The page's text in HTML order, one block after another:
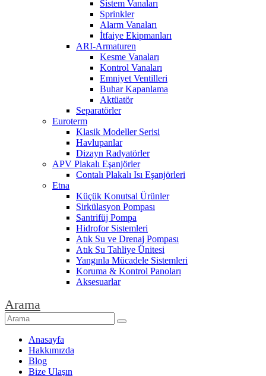
Sistem Vanaları
Sprinkler
Alarm Vanaları
İtfaiye Ekipmanları
ARI-Armaturen
Kesme Vanaları
Kontrol Vanaları
Emniyet Ventilleri
Buhar Kapanlama
Aktüatör
Separatörler
Euroterm
Klasik Modeller Serisi
Havlupanlar
Dizayn Radyatörler
APV Plakalı Eşanjörler
Contalı Plakalı Isı Eşanjörleri
Etna
Küçük Konutsal Ürünler
Sirkülasyon Pompası
Santrifüj Pompa
Hidrofor Sistemleri
Atık Su ve Drenaj Pompası
Atık Su Tahliye Ünitesi
Yangınla Mücadele Sistemleri
Koruma & Kontrol Panoları
Aksesuarlar
Arama
Anasayfa
Hakkımızda
Blog
Bize Ulaşın